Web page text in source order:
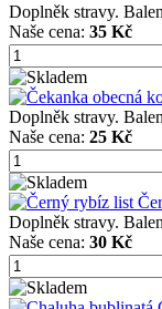
Doplněk stravy.
Naše cena: 35 Kč
Doplněk stravy.
Naše cena: 25 Kč
Doplněk stravy.
Naše cena: 30 Kč